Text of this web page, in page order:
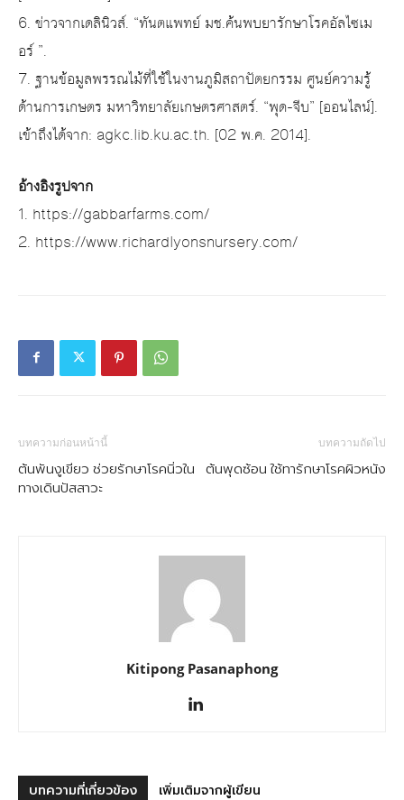
6. ข่าวจากเดลินิวส์. “ทันตแพทย์ มช.ค้นพบยารักษาโรคอัลไซเม
อร์ ”.
7. ฐานข้อมูลพรรณไม้ที่ใช้ในงานภูมิสถาปัตยกรรม ศูนย์ความรู้
ด้านการเกษตร มหาวิทยาลัยเกษตรศาสตร์. “พุด-จีบ” [ออนไลน์].
เข้าถึงได้จาก: agkc.lib.ku.ac.th. [02 พ.ค. 2014].
อ้างอิงรูปจาก
1. https://gabbarfarms.com/
2. https://www.richardlyonsnursery.com/
บทความก่อนหน้านี้
ต้นพันงูเขียว ช่วยรักษาโรคนิ่วใน
ทางเดินปัสสาวะ
บทความถัดไป
ต้นพุดซ้อน ใช้ทารักษาโรคผิวหนัง
Kitipong Pasanaphong
บทความที่เกี่ยวข้อง เพิ่มเติมจากผู้เขียน